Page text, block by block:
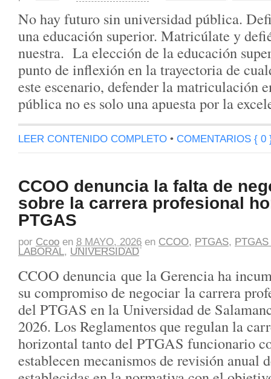
No hay futuro sin universidad pública.
una educación superior. Matricúlate y
nuestra. La elección de la educación
punto de inflexión en la trayectoria de
este escenario, defender la matriculación
pública no es solo una apuesta por la
LEER CONTENIDO COMPLETO • COMENTARIOS { 0
CCOO denuncia la falta de
sobre la carrera profesional
PTGAS
por Ccoo en 8 MAYO, 2026 en CCOO, PTGAS,
LABORAL, UNIVERSIDAD
CCOO denuncia que la Gerencia ha
su compromiso de negociar la carrera
del PTGAS en la Universidad de
2026. Los Reglamentos que regulan la
horizontal tanto del PTGAS funcionario
establecen mecanismos de revisión anual